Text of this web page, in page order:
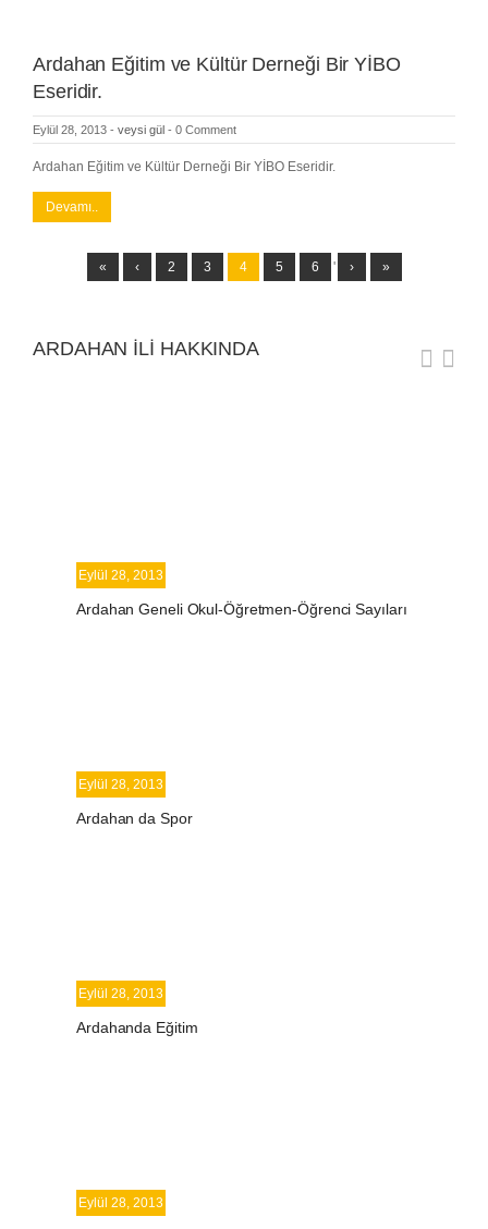
Ardahan Eğitim ve Kültür Derneği Bir YİBO
Eseridir.
Eylül 28, 2013 - veysi gül - 0 Comment
Ardahan Eğitim ve Kültür Derneği Bir YİBO Eseridir.
Devamı..
« ‹ 2 3 4 5 6 ' › »
ARDAHAN İLI HAKKINDA
Eylül 28, 2013
Ardahan Geneli Okul-Öğretmen-Öğrenci Sayıları
Eylül 28, 2013
Ardahan da Spor
Eylül 28, 2013
Ardahanda Eğitim
Eylül 28, 2013